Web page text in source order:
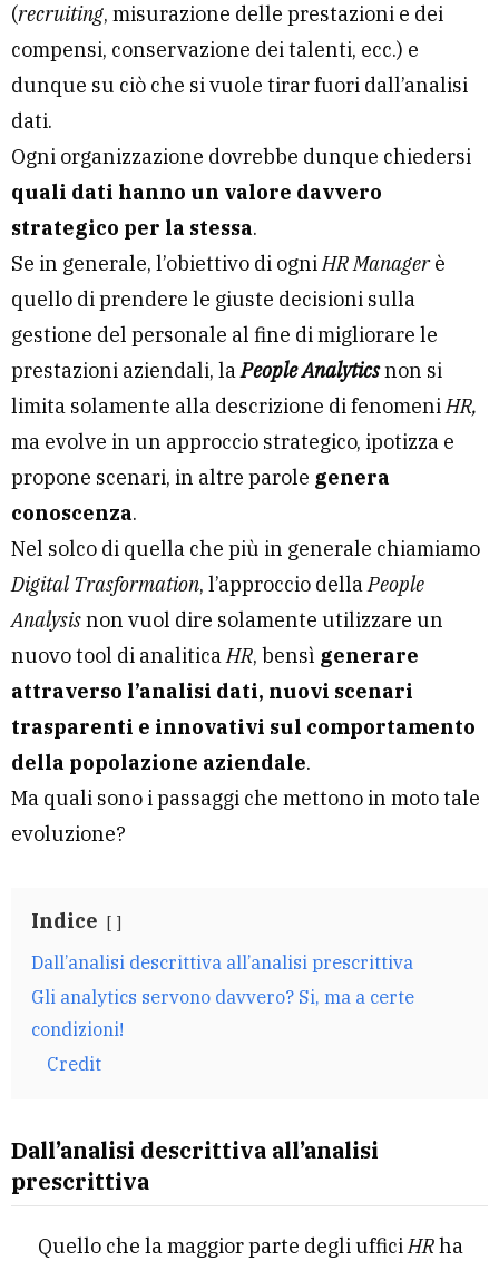
(recruiting, misurazione delle prestazioni e dei
compensi, conservazione dei talenti, ecc.) e
dunque su ciò che si vuole tirar fuori dall’analisi
dati.
Ogni organizzazione dovrebbe dunque chiedersi
quali dati hanno un valore davvero
strategico per la stessa.
Se in generale, l’obiettivo di ogniHR Managerè
quello di prendere le giuste decisioni sulla
gestione del personale al fine di migliorare le
prestazioni aziendali, laPeople Analyticsnon si
limita solamente alla descrizione di fenomeniHR,
ma evolve in un approccio strategico, ipotizza e
propone scenari, in altre parole genera
conoscenza.
Nel solco di quella che più in generale chiamiamo
Digital Trasformation, l’approccio dellaPeople
Analysisnon vuol dire solamente utilizzare un
nuovo tool di analiticaHR, bensì generare
attraverso l’analisi dati, nuovi scenari
trasparenti e innovativi sul comportamento
della popolazione aziendale.
Ma quali sono i passaggi che mettono in moto tale
evoluzione?
Indice
Dall’analisi descrittiva all’analisi prescrittiva
Gli analytics servono davvero? Si, ma a certe
condizioni!
Credit
Dall’analisi descrittiva all’analisi
prescrittiva
Quello che la maggior parte degli ufficiHRha